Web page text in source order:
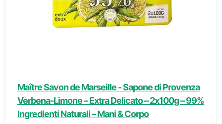
Maître Savon de Marseille - Sapone di Provenza
Verbena-Limone – Extra Delicato – 2x100g – 99%
Ingredienti Naturali – Mani & Corpo